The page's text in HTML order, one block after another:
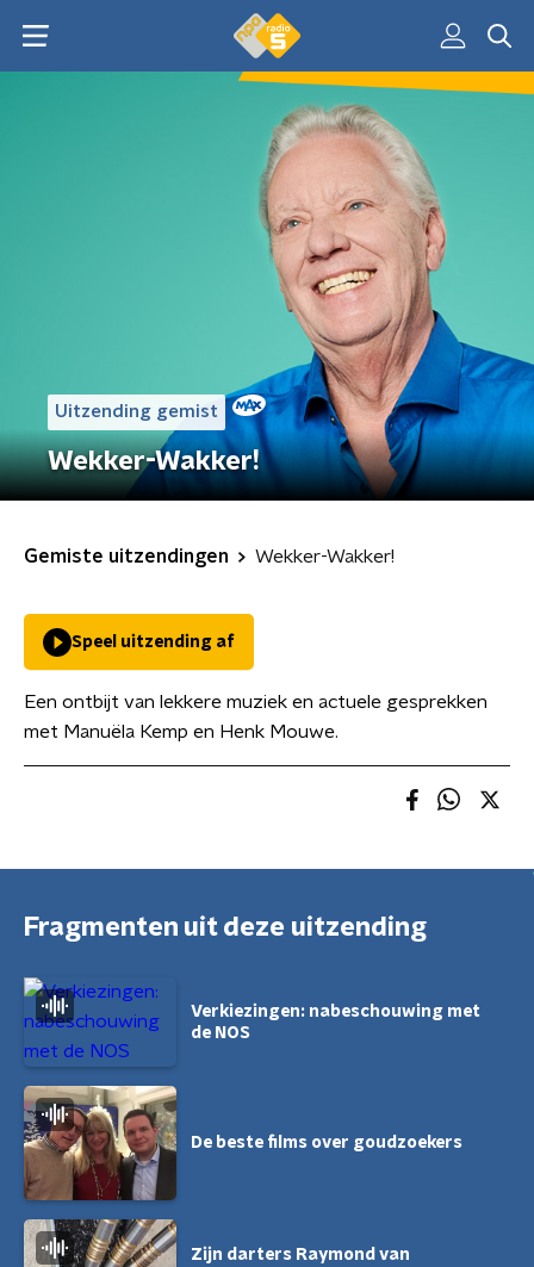
Uitzending gemist
Wekker-Wakker!
Gemiste uitzendingen Wekker-Wakker!
Speel uitzending af
Een ontbijt van lekkere muziek en actuele gesprekken
met Manuëla Kemp en Henk Mouwe.
Fragmenten uit deze uitzending
Verkiezingen: nabeschouwing met
de NOS
De beste films over goudzoekers
Zijn darters Raymond van